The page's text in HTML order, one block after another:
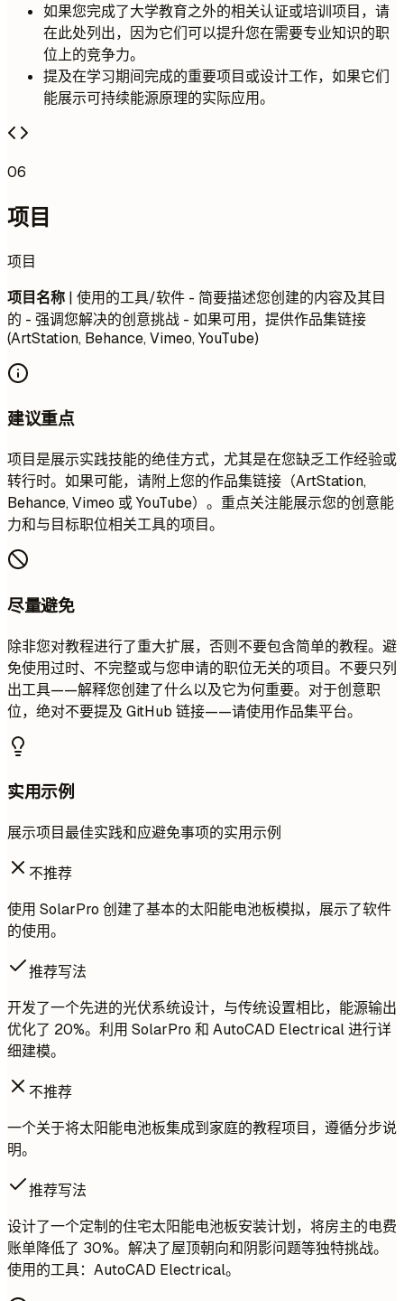
如果您完成了大学教育之外的相关认证或培训项目，请
在此处列出，因为它们可以提升您在需要专业知识的职
位上的竞争力。
提及在学习期间完成的重要项目或设计工作，如果它们
能展示可持续能源原理的实际应用。
06
项目
项目
项目名称 | 使用的工具/软件 - 简要描述您创建的内容及其目
的 - 强调您解决的创意挑战 - 如果可用，提供作品集链接
(ArtStation, Behance, Vimeo, YouTube)
建议重点
项目是展示实践技能的绝佳方式，尤其是在您缺乏工作经验或
转行时。如果可能，请附上您的作品集链接（ArtStation,
Behance, Vimeo 或 YouTube）。重点关注能展示您的创意能
力和与目标职位相关工具的项目。
尽量避免
除非您对教程进行了重大扩展，否则不要包含简单的教程。避
免使用过时、不完整或与您申请的职位无关的项目。不要只列
出工具——解释您创建了什么以及它为何重要。对于创意职
位，绝对不要提及 GitHub 链接——请使用作品集平台。
实用示例
展示项目最佳实践和应避免事项的实用示例
不推荐
使用 SolarPro 创建了基本的太阳能电池板模拟，展示了软件
的使用。
推荐写法
开发了一个先进的光伏系统设计，与传统设置相比，能源输出
优化了 20%。利用 SolarPro 和 AutoCAD Electrical 进行详
细建模。
不推荐
一个关于将太阳能电池板集成到家庭的教程项目，遵循分步说
明。
推荐写法
设计了一个定制的住宅太阳能电池板安装计划，将房主的电费
账单降低了 30%。解决了屋顶朝向和阴影问题等独特挑战。
使用的工具：AutoCAD Electrical。